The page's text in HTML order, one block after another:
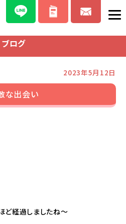
ブログ
2023年5月12日
な出会い
ど経過しましたね～